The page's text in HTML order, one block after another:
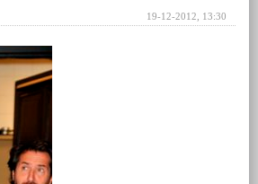
19-12-2012, 13:30